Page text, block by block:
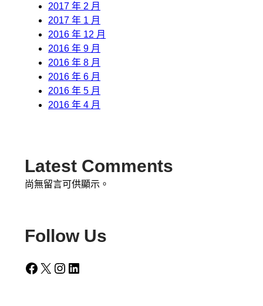
2017 年 2 月
2017 年 1 月
2016 年 12 月
2016 年 9 月
2016 年 8 月
2016 年 6 月
2016 年 5 月
2016 年 4 月
Latest Comments
尚無留言可供顯示。
Follow Us
Facebook X Instagram LinkedIn